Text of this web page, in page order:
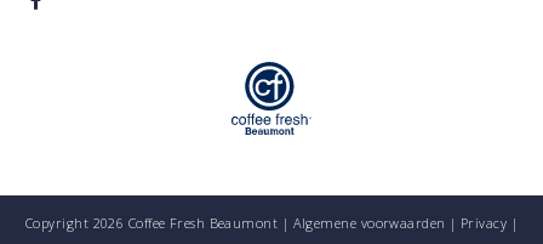
Copyright 2026 Coffee Fresh Beaumont | Algemene voorwaarden | Privacy |